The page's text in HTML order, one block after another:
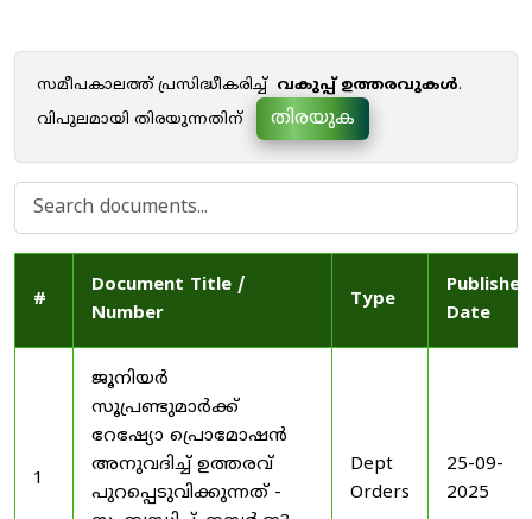
സമീപകാലത്ത് പ്രസിദ്ധീകരിച്ച് വകുപ്പ് ഉത്തരവുകൾ.
വിപുലമായി തിരയുന്നതിന്
തിരയുക
#
Document Title /
Number
Type
Published
Date
1
ജൂനിയർ
സൂപ്രണ്ടുമാർക്ക്
റേഷ്യോ പ്രൊമോഷൻ
അനുവദിച്ച് ഉത്തരവ്
പുറപ്പെടുവിക്കുന്നത് -
Dept
Orders
25-09-
2025